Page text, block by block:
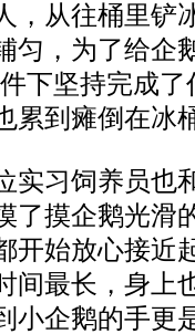
，从往桶里铲
匀，为了给企
下坚持完成
累到瘫倒在冰
习饲养员也
了摸企鹅光滑
开始放心接近
间最长，身上
小企鹅的手更